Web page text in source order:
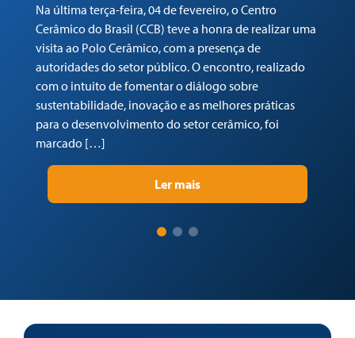
Na última terça-feira, 04 de fevereiro, o Centro
Cerâmico do Brasil (CCB) teve a honra de realizar uma
visita ao Polo Cerâmico, com a presença de
autoridades do setor público. O encontro, realizado
com o intuito de fomentar o diálogo sobre
sustentabilidade, inovação e as melhores práticas
para o desenvolvimento do setor cerâmico, foi
marcado […]
Ler mais